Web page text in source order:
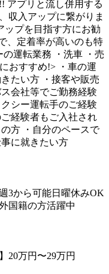
アプリと流し併用する
収入アップに繋がりま
ップを目指す方にお勧
、定着率が高いのも特
運転業務 ・洗車 ・売
おすすめ!> ・車の運
たい方 ・接客や販売
会社等でご勤務経験
シー運転手のご経験
経験者もご入社され
方 ・自分のペースで
に就きたい方
3から可能日曜休みOK
国籍の方活躍中
20万円〜29万円